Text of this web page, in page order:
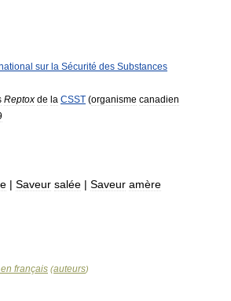
sur la Sécurité des Substances
Reptox de la CSST (organisme canadien
| Saveur salée | Saveur amère
français (auteurs)